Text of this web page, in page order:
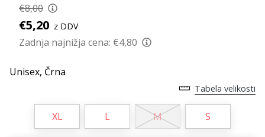
nam
kot
brend
ambasador/ka.
2 min. branja
Weplayvolleyball
€8,00
€5,20 z DDV
Zadnja najnižja cena: €4,80
Unisex, Črna
Tabela velikosti
XL L M S